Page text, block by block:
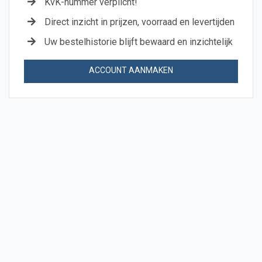
Direct inzicht in prijzen, voorraad en levertijden
Uw bestelhistorie blijft bewaard en inzichtelijk
ACCOUNT AANMAKEN